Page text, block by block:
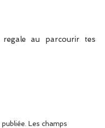
au parcourir tes
Les champs